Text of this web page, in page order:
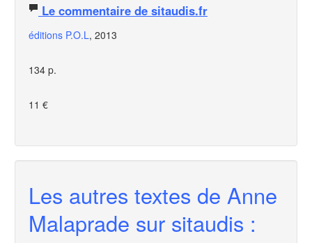
Le commentaire de sitaudis.fr
éditions P.O.L, 2013
134 p.
11 €
Les autres textes de Anne
Malaprade sur sitaudis :